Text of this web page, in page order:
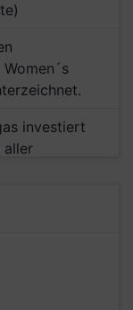
investiert
aller
Ein oder
Ausbau